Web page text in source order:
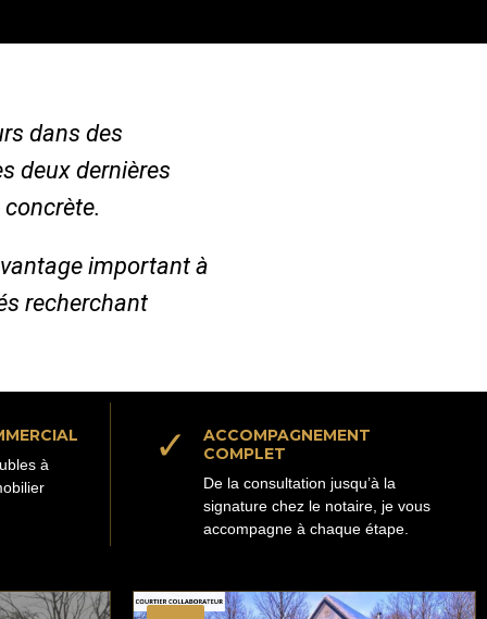
dans des
deux dernières
important à
recherchant
à
✓
ACCOMPAGNEMENT
COMPLET
De la consultation jusqu’à la
signature chez le notaire, je vous
accompagne à chaque étape.